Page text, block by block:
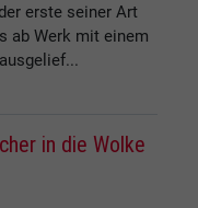
erste seiner Art
ab Werk mit einem
in die Wolke